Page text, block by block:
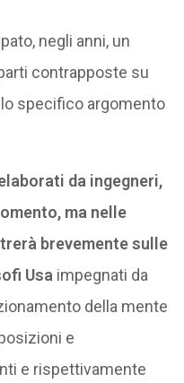
negli anni, un
contrapposte su
specifico argomento
da ingegneri,
ma nelle
brevemente sulle
Usa impegnati da
della mente
e
e rispettivamente